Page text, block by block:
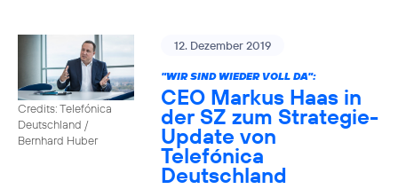
Credits: Telefónica
Deutschland /
Bernhard Huber
12. Dezember 2019
"WIR SIND WIEDER VOLL DA":
CEO Markus Haas in
der SZ zum Strategie-
Update von
Telefónica
Deutschland